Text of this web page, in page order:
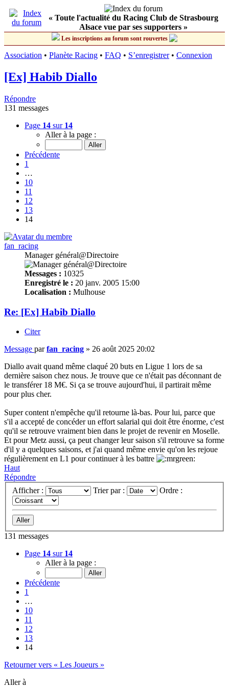
« Toute l'actualité du Racing Club de Strasbourg
Alsace vue par ses supporters »
Les inscriptions au forum sont rouvertes
Association • Planète Racing • FAQ • S’enregistrer• Connexion
[Ex] Habib Diallo
Répondre
131 messages
Page 14 sur 14
Aller à la page :
Précédente
1
…
10
11
12
13
14
fan_racing
Manager général@Directoire
Messages : 10325
Enregistré le : 20 janv. 2005 15:00
Localisation : Mulhouse
Re: [Ex] Habib Diallo
Citer
Message parfan_racing » 26 août 2025 20:02
Diallo avait quand même claqué 20 buts en Ligue 1 lors de sa
dernière saison chez nous. Je trouve que ce n'était pas déconnant de
le transférer 18 M€. Si ça se trouve aujourd'hui, il partirait même
pour plus cher.
Super content n'empêche qu'il retourne là-bas. Pour lui, parce que
s'il a accepté de concéder un effort salarial qui doit être énorme, c'est
qu'il se retrouve vraiment bien dans le projet de revenir en Moselle.
Et pour Metz aussi, ça peut changer leur saison s'il retrouve sa forme
d'il y a quelques saisons, et j'ai quand même envie qu'on les rejoue
régulièrement en L1 pour continuer à les battre
Haut
Répondre
Afficher :
Trier par : Ordre :
131 messages
Page 14 sur 14
Aller à la page :
Précédente
1
…
10
11
12
13
14
Retourner vers « Les Joueurs »
Aller à